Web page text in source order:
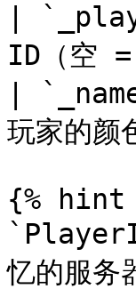
|
ID（空
|
玩家
{%
忆的服务